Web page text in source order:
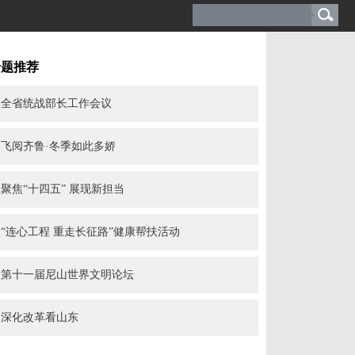
推荐
全省统战部长工作会议
飞阅齐鲁·冬季如此多娇
聚焦“十四五” 展现新担当
“连心工程 重走长征路”健康帮扶活动
第十一届尼山世界文明论坛
深化改革看山东